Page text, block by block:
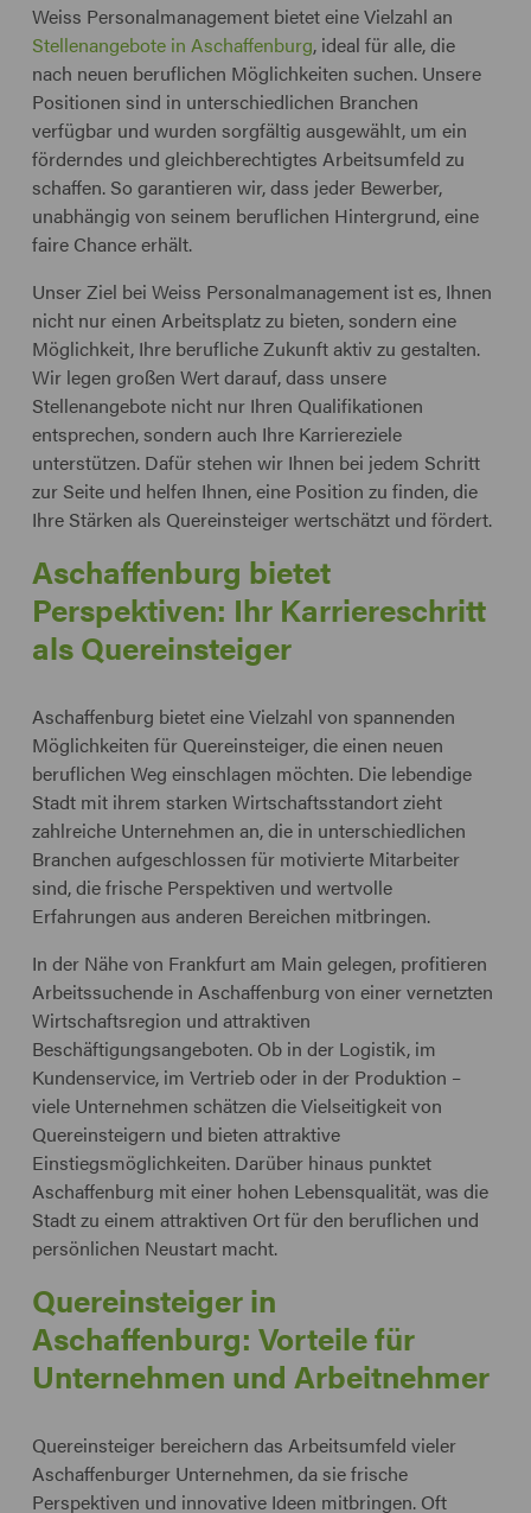
Weiss Personalmanagement bietet eine Vielzahl an
Stellenangebote in Aschaffenburg, ideal für alle, die
nach neuen beruflichen Möglichkeiten suchen. Unsere
Positionen sind in unterschiedlichen Branchen
verfügbar und wurden sorgfältig ausgewählt, um ein
förderndes und gleichberechtigtes Arbeitsumfeld zu
schaffen. So garantieren wir, dass jeder Bewerber,
unabhängig von seinem beruflichen Hintergrund, eine
faire Chance erhält.
Unser Ziel bei Weiss Personalmanagement ist es, Ihnen
nicht nur einen Arbeitsplatz zu bieten, sondern eine
Möglichkeit, Ihre berufliche Zukunft aktiv zu gestalten.
Wir legen großen Wert darauf, dass unsere
Stellenangebote nicht nur Ihren Qualifikationen
entsprechen, sondern auch Ihre Karriereziele
unterstützen. Dafür stehen wir Ihnen bei jedem Schritt
zur Seite und helfen Ihnen, eine Position zu finden, die
Ihre Stärken als Quereinsteiger wertschätzt und fördert.
Aschaffenburg bietet
Perspektiven: Ihr Karriereschritt
als Quereinsteiger
Aschaffenburg bietet eine Vielzahl von spannenden
Möglichkeiten für Quereinsteiger, die einen neuen
beruflichen Weg einschlagen möchten. Die lebendige
Stadt mit ihrem starken Wirtschaftsstandort zieht
zahlreiche Unternehmen an, die in unterschiedlichen
Branchen aufgeschlossen für motivierte Mitarbeiter
sind, die frische Perspektiven und wertvolle
Erfahrungen aus anderen Bereichen mitbringen.
In der Nähe von Frankfurt am Main gelegen, profitieren
Arbeitssuchende in Aschaffenburg von einer vernetzten
Wirtschaftsregion und attraktiven
Beschäftigungsangeboten. Ob in der Logistik, im
Kundenservice, im Vertrieb oder in der Produktion –
viele Unternehmen schätzen die Vielseitigkeit von
Quereinsteigern und bieten attraktive
Einstiegsmöglichkeiten. Darüber hinaus punktet
Aschaffenburg mit einer hohen Lebensqualität, was die
Stadt zu einem attraktiven Ort für den beruflichen und
persönlichen Neustart macht.
Quereinsteiger in
Aschaffenburg: Vorteile für
Unternehmen und Arbeitnehmer
Quereinsteiger bereichern das Arbeitsumfeld vieler
Aschaffenburger Unternehmen, da sie frische
Perspektiven und innovative Ideen mitbringen. Oft